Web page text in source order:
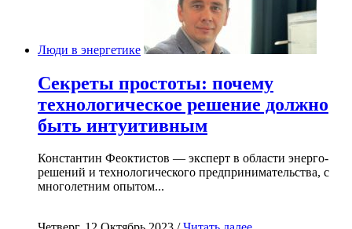
Люди в энергетике
Секреты простоты: почему
технологическое решение должно
быть интуитивным
Константин Феоктистов — эксперт в области энерго-
решений и технологического предпринимательства, с
многолетним опытом...